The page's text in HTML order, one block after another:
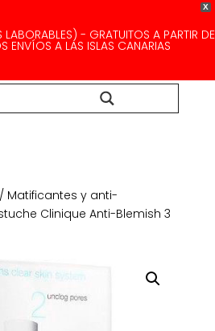
X
- GRATUITOS A PARTIR DE
A LAS ISLAS CANARIAS
Matificantes y anti-
Clinique Anti-Blemish 3